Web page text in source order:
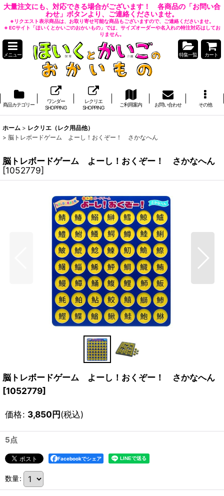
大量注文にも、対応できる場合がございます！ 各商品の「お問い合
わせ」ボタンより、ご連絡くださいませ。
※リクエスト表示商品は、お取り寄せ可能な商品もございますので、ご連絡くださいませ。
※ ECサイト「ほいくとかいごのおかいもの」では、サイズオーダーや名入れの特注対応はしてお
りません。
メニュー 特集一覧 カート
商品カテゴリー
ワンダー
SHOPPING
レクリエ
SHOPPING
ご利用案内 お問い合わせ その他
ホーム > レクリエ（レク用品他）
> 脳トレボードゲーム よーし！おくぞー！ さかなへん
脳トレボードゲーム よーし！おくぞー！ さかなへん
[1052779]
脳トレボードゲーム よーし！おくぞー！ さかなへん
[1052779]
価格: 3,850円(税込)
5点
Facebookでシェア
数量: